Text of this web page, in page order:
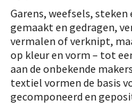
Garens, weefsels,
gemaakt en gedragen,
vermalen of verknipt,
op kleur en vorm – tot
aan de onbekende
textiel vormen de basis
gecomponeerd en